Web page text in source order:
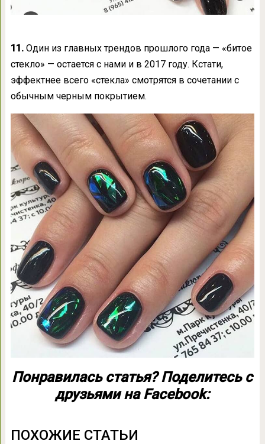
11.Один из главных трендов прошлого года — «битое
стекло» — остается с нами и в 2017 году. Кстати,
эффектнее всего «стекла» смотрятся в сочетании с
обычным черным покрытием.
Понравилась статья? Поделитесь с
друзьями на Facebook:
ПОХОЖИЕ СТАТЬИ